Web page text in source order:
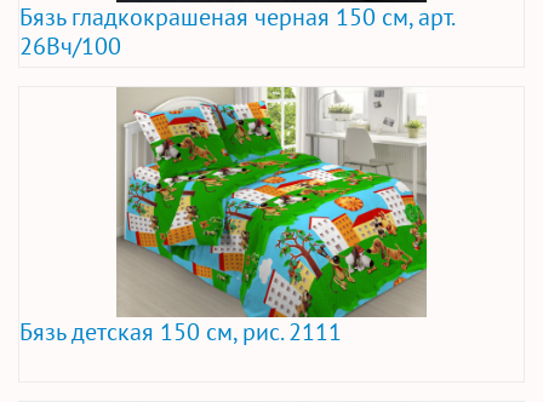
Бязь гладкокрашеная черная 150 см, арт.
26Вч/100
Бязь детская 150 см, рис. 2111